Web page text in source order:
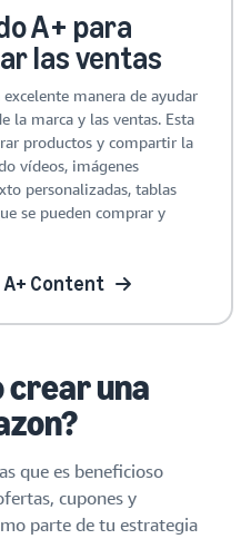
A+ para
las ventas
manera de ayudar
la marca y las ventas. Esta
productos y compartir la
vídeos, imágenes
personalizadas, tablas
se pueden comprar y
Content
crear una
que es beneficioso
cupones y
parte de tu estrategia